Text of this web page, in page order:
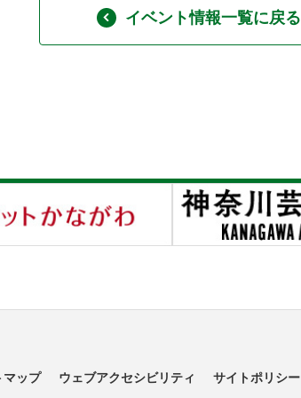
イベント情報一覧に戻る
マップ ウェブアクセシビリティ サイトポリシー